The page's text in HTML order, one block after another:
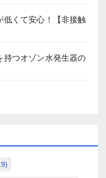
低くて安心！【非接触
持つオゾン水発生器の